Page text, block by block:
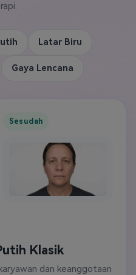
Latar Biru
Gaya Lencana
Sesudah
Klasik
dan keanggotaan